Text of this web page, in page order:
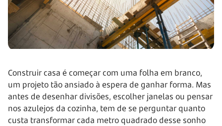
Construir casa é começar com uma folha em branco,
um projeto tão ansiado à espera de ganhar forma. Mas
antes de desenhar divisões, escolher janelas ou pensar
nos azulejos da cozinha, tem de se perguntar quanto
custa transformar cada metro quadrado desse sonho